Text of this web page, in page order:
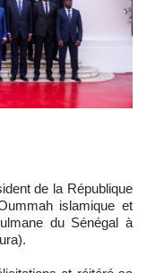
islamique et
du Sénégal à